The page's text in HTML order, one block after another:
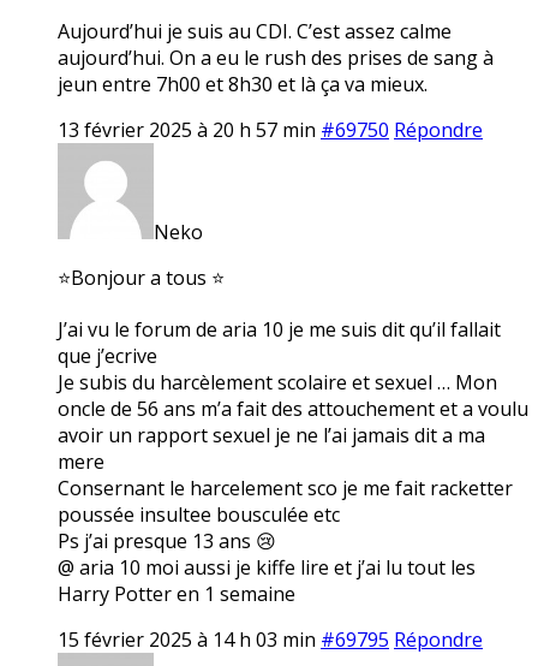
Aujourd’hui je suis au CDI. C’est assez calme
aujourd’hui. On a eu le rush des prises de sang à
jeun entre 7h00 et 8h30 et là ça va mieux.
13 février 2025 à 20 h 57 min #69750 Répondre
Neko
⭐Bonjour a tous ⭐
J’ai vu le forum de aria 10 je me suis dit qu’il fallait
que j’ecrive
Je subis du harcèlement scolaire et sexuel … Mon
oncle de 56 ans m’a fait des attouchement et a voulu
avoir un rapport sexuel je ne l’ai jamais dit a ma
mere
Consernant le harcelement sco je me fait racketter
poussée insultee bousculée etc
Ps j’ai presque 13 ans 😢
@ aria 10 moi aussi je kiffe lire et j’ai lu tout les
Harry Potter en 1 semaine
15 février 2025 à 14 h 03 min #69795 Répondre